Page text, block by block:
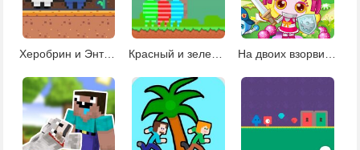
Херобрин и Энтити 303 Красный и зеленый: конфетный лес